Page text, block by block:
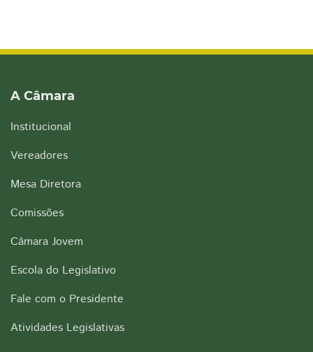
A Câmara
Institucional
Vereadores
Mesa Diretora
Comissões
Câmara Jovem
Escola do Legislativo
Fale com o Presidente
Atividades Legislativas